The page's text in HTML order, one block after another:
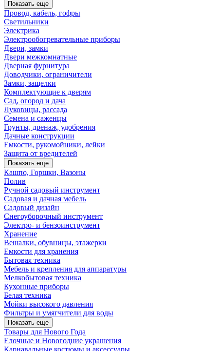
Показать еще
Провод, кабель, гофры
Светильники
Электрика
Электрообогревательные приборы
Двери, замки
Двери межкомнатные
Дверная фурнитура
Доводчики, ограничители
Замки, защелки
Комплектующие к дверям
Сад, огород и дача
Луковицы, рассада
Семена и саженцы
Грунты, дренаж, удобрения
Дачные конструкции
Емкости, рукомойники, лейки
Защита от вредителей
Показать еще
Кашпо, Горшки, Вазоны
Полив
Ручной садовый инструмент
Садовая и дачная мебель
Садовый дизайн
Снегоуборочный инструмент
Электро- и бензоинструмент
Хранение
Вешалки, обувницы, этажерки
Емкости для хранения
Бытовая техника
Мебель и крепления для аппаратуры
Мелкобытовая техника
Кухонные приборы
Белая техника
Мойки высокого давления
Фильтры и умягчители для воды
Показать еще
Товары для Нового Года
Елочные и Новогодние украшения
Карнавальные костюмы и аксессуары